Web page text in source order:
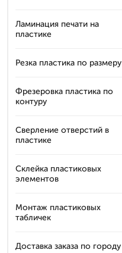
Ламинация печати на
пластике
Резка пластика по размеру
Фрезеровка пластика по
контуру
Сверление отверстий в
пластике
Склейка пластиковых
элементов
Монтаж пластиковых
табличек
Доставка заказа по городу